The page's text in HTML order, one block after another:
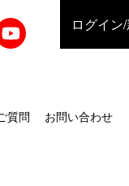
ログイン
質問 お問い合わせ